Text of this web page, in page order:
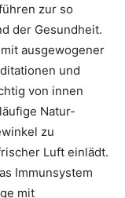
zur so
der Gesundheit.
ausgewogener
und
von innen
Natur-
zu
Luft einlädt.
Immunsystem
mit